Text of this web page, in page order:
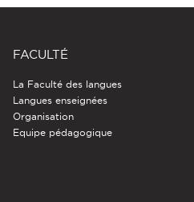
FACULTÉ
La Faculté des langues
Langues enseignées
Organisation
Equipe pédagogique